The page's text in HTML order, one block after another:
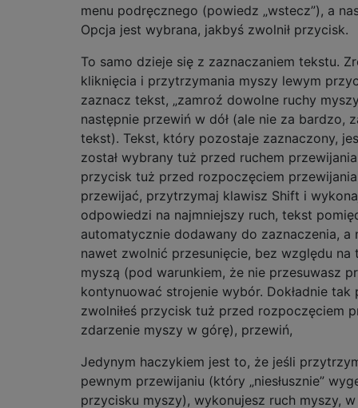
menu podręcznego (powiedz „wstecz”), a
Opcja jest wybrana, jakbyś zwolnił przycisk.
To samo dzieje się z zaznaczaniem tekstu.
kliknięcia i przytrzymania myszy lewym
zaznacz tekst, „zamroź dowolne ruchy
następnie przewiń w dół (ale nie za bardzo,
tekst). Tekst, który pozostaje zaznaczony,
został wybrany tuż przed ruchem
przycisk tuż przed rozpoczęciem
przewijać, przytrzymaj klawisz Shift i
odpowiedzi na najmniejszy ruch, tekst
automatycznie dodawany do zaznaczenia, a
nawet zwolnić przesunięcie, bez względu
myszą (pod warunkiem, że nie przesuwasz
kontynuować strojenie wybór. Dokładnie tak
zwolniłeś przycisk tuż przed rozpoczęciem
zdarzenie myszy w górę), przewiń,
Jedynym haczykiem jest to, że jeśli
pewnym przewijaniu (który „niesłusznie”
przycisku myszy), wykonujesz ruch myszy,